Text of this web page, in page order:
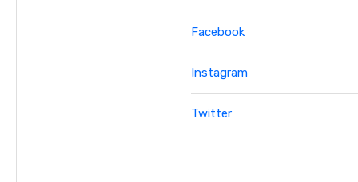
Facebook
Instagram
Twitter